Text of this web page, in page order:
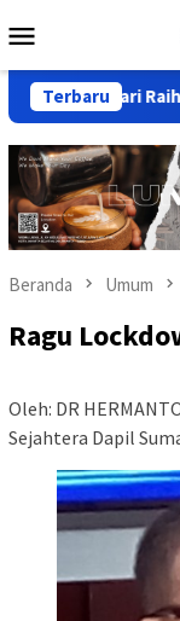
ke
Mobile
Terbaru
Raih
Beranda Umum
Ragu
Oleh: DR
Sejahtera Dapil